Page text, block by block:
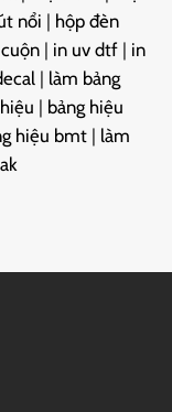
nổi | hộp đèn
| in uv dtf | in
| làm bảng
| bảng hiệu
hiệu bmt | làm